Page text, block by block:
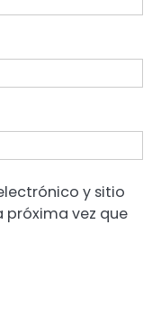
y sitio
próxima vez que